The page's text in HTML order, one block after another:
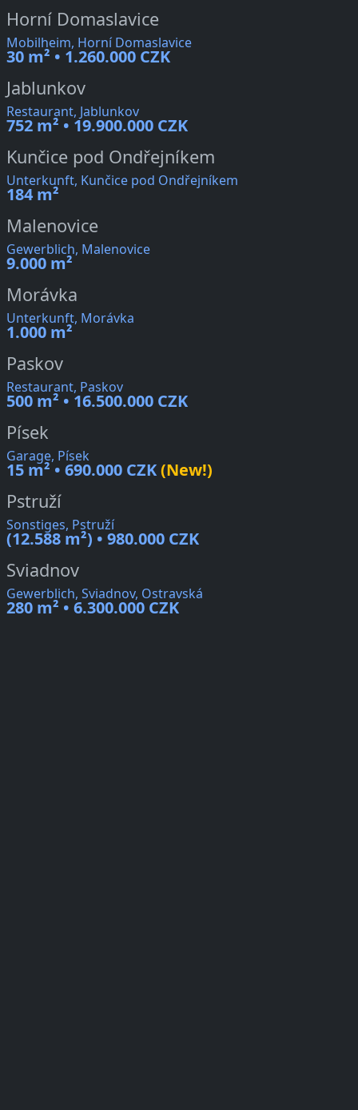
Horní Domaslavice
Mobilheim, Horní Domaslavice
30 m² • 1.260.000 CZK
Jablunkov
Restaurant, Jablunkov
752 m² • 19.900.000 CZK
Kunčice pod Ondřejníkem
Unterkunft, Kunčice pod Ondřejníkem
184 m²
Malenovice
Gewerblich, Malenovice
9.000 m²
Morávka
Unterkunft, Morávka
1.000 m²
Paskov
Restaurant, Paskov
500 m² • 16.500.000 CZK
Písek
Garage, Písek
15 m² • 690.000 CZK(New!)
Pstruží
Sonstiges, Pstruží
(12.588 m²) • 980.000 CZK
Sviadnov
Gewerblich, Sviadnov, Ostravská
280 m² • 6.300.000 CZK